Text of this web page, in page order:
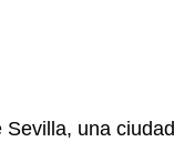
una ciudad